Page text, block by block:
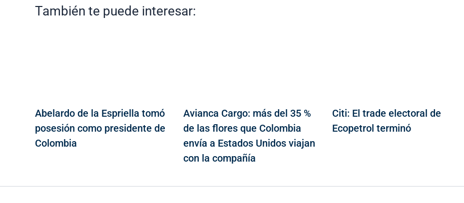
También te puede interesar:
Abelardo de la Espriella tomó
posesión como presidente de
Colombia
Avianca Cargo: más del 35 %
de las flores que Colombia
envía a Estados Unidos viajan
con la compañía
Citi: El trade electoral de
Ecopetrol terminó